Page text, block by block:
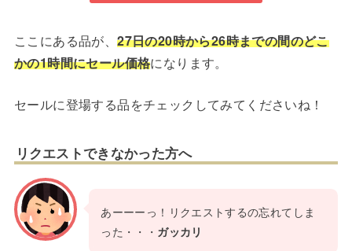
ここにある品が、27日の20時から26時までの間のどこ
かの1時間にセール価格になります。
セールに登場する品をチェックしてみてくださいね！
リクエストできなかった方へ
あーーーっ！リクエストするの忘れてしま
った・・・ ガッカリ